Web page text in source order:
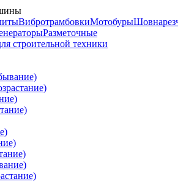
ВибротрамбовкиМотобуры
Разметочные
строительной техники